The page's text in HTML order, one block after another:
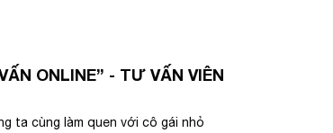
ONLINE” - TƯ VẤN VIÊN
ta cùng làm quen với cô gái nhỏ